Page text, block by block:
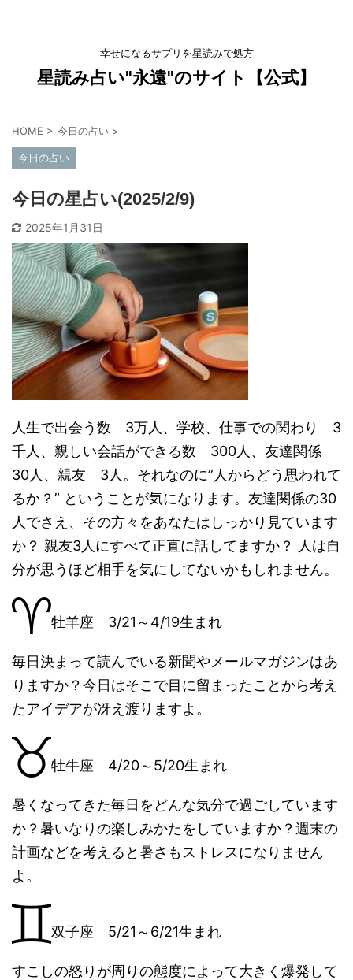
幸せになるサプリを星読みで処方
星読み占い"永遠"のサイト【公式】
HOME > 今日の占い >
今日の占い
今日の星占い(2025/2/9)
2025年1月31日
人生で出会う数 3万人、学校、仕事での関わり 3
千人、親しい会話ができる数 300人、友達関係
30人、親友 3人。それなのに”人からどう思われて
るか？” ということが気になります。友達関係の30
人でさえ、その方々をあなたはしっかり見ています
か？ 親友3人にすべて正直に話してますか？ 人は自
分が思うほど相手を気にしてないかもしれません。
牡羊座 3/21～4/19生まれ
毎日決まって読んでいる新聞やメールマガジンはあ
りますか？今日はそこで目に留まったことから考え
たアイデアが冴え渡りますよ。
牡牛座 4/20～5/20生まれ
暑くなってきた毎日をどんな気分で過ごしています
か？暑いなりの楽しみかたをしていますか？週末の
計画などを考えると暑さもストレスになりません
よ。
双子座 5/21～6/21生まれ
すこしの怒りが周りの態度によって大きく爆発して